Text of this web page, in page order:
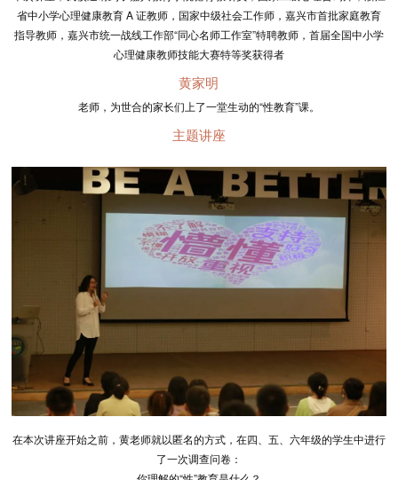
省中小学心理健康教育 A 证教师，国家中级社会工作师，嘉兴市首批家庭教育
指导教师，嘉兴市统一战线工作部“同心名师工作室”特聘教师，首届全国中小学
心理健康教师技能大赛特等奖获得者
黄家明
老师，为世合的家长们上了一堂生动的“性教育”课。
主题讲座
在本次讲座开始之前，黄老师就以匿名的方式，在四、五、六年级的学生中进行
了一次调查问卷：